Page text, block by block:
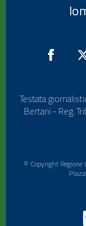
Testata
Bertani - Reg.
© Copyright